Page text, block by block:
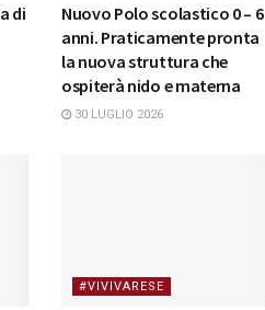
di
Nuovo Polo scolastico 0 – 6
anni. Praticamente pronta
la nuova struttura che
ospiterà nido e materna
30 LUGLIO 2026
#VIVIVARESE